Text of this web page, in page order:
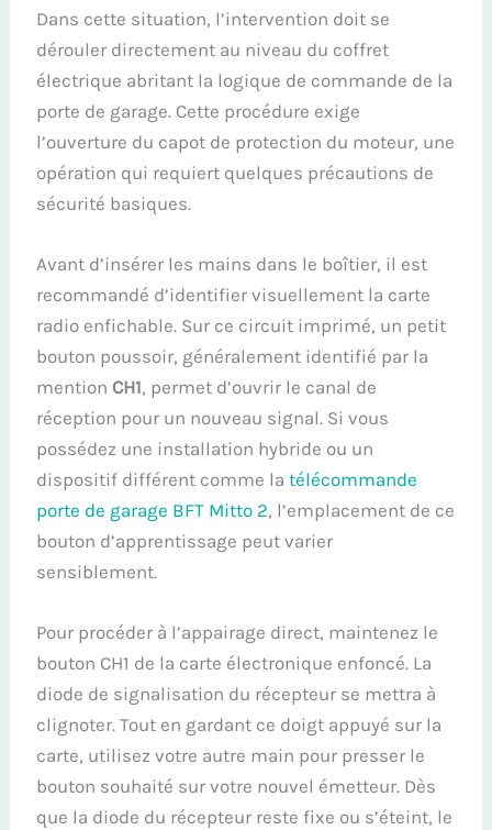
Dans cette situation, l’intervention doit se
dérouler directement au niveau du coffret
électrique abritant la logique de commande de la
porte de garage. Cette procédure exige
l’ouverture du capot de protection du moteur, une
opération qui requiert quelques précautions de
sécurité basiques.
Avant d’insérer les mains dans le boîtier, il est
recommandé d’identifier visuellement la carte
radio enfichable. Sur ce circuit imprimé, un petit
bouton poussoir, généralement identifié par la
mention CH1, permet d’ouvrir le canal de
réception pour un nouveau signal. Si vous
possédez une installation hybride ou un
dispositif différent comme latélécommande
porte de garage BFT Mitto 2, l’emplacement de ce
bouton d’apprentissage peut varier
sensiblement.
Pour procéder à l’appairage direct, maintenez le
bouton CH1 de la carte électronique enfoncé. La
diode de signalisation du récepteur se mettra à
clignoter. Tout en gardant ce doigt appuyé sur la
carte, utilisez votre autre main pour presser le
bouton souhaité sur votre nouvel émetteur. Dès
que la diode du récepteur reste fixe ou s’éteint, le